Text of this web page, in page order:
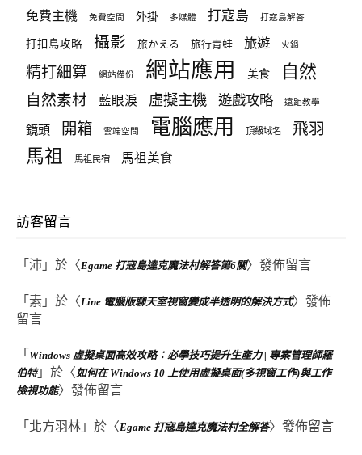
免費主機 免費空間 外掛 多媒體 打寇島 打寇島解答
打扣島攻略 攝影 旅かえる 旅行青蛙 旅遊 火鍋
精打細算 網站備份 網站應用 美食 自然
自然素材 藍眼淚 虛擬主機 遊戲攻略 遠距教學
鏡頭 開箱 雲端空間 電腦應用 頂級域名 飛羽
馬祖 馬祖民宿 馬祖美食
訪客留言
「 沛 」於〈Egame 打寇島達克魔法村解答第6關〉發佈留言
「 素 」於〈Line 電腦版聊天室視窗變成半透明的解決方式〉發佈
留言
「 Windows 虛擬桌面高效攻略：必學技巧提升生產力 | 專案管理師羅
伯特」於〈如何在 Windows 10 上使用虛擬桌面(多視窗工作)與工作
檢視功能〉發佈留言
「 北方羽林 」於〈Egame 打寇島達克魔法村全解答〉發佈留言